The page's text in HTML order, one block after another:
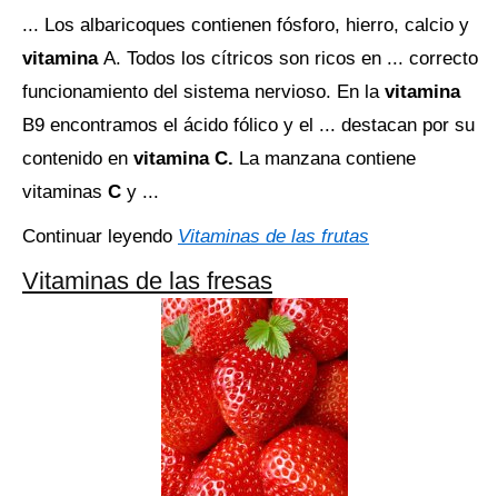
... Los albaricoques contienen fósforo, hierro, calcio y
vitamina A. Todos los cítricos son ricos en ... correcto
funcionamiento del sistema nervioso. En la vitamina
B9 encontramos el ácido fólico y el ... destacan por su
contenido en vitamina C. La manzana contiene
vitaminas C y ...
Continuar leyendo Vitaminas de las frutas
Vitaminas de las fresas